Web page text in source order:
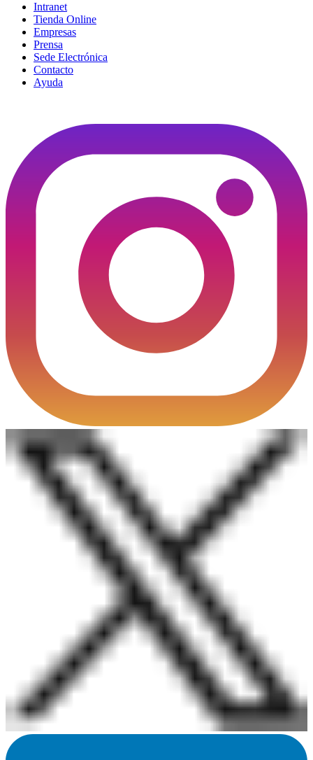
Intranet
Tienda Online
Empresas
Prensa
Sede Electrónica
Contacto
Ayuda